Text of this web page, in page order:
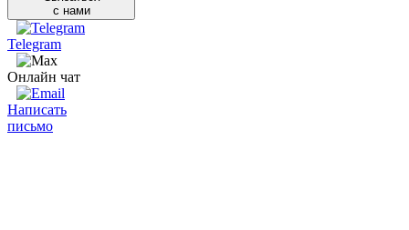
с нами
Telegram
Онлайн чат
Написать
письмо